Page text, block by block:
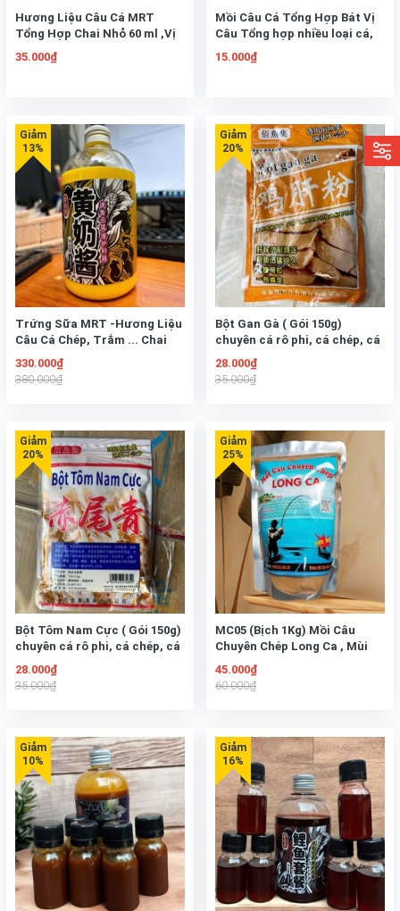
Hương Liệu Câu Cá MRT
Tổng Hợp Chai Nhỏ 60 ml ,Vị
Thơm Chua Béo (Dành Tặng
kèm khi mua 10 bịch mồi tổng
35.000₫
Mồi Câu Cá Tổng Hợp Bát Vị
Câu Tổng hợp nhiều loại cá,
Gói 200g
15.000₫
Trứng Sữa MRT -Hương Liệu
Câu Cá Chép, Trắm ... Chai
Lớn 500ml và Chai Nhỏ 60 ml
330.000₫
380.000₫
Bột Gan Gà ( Gói 150g)
chuyên cá rô phi, cá chép, cá
trôi, cá diếc
28.000₫
35.000₫
Bột Tôm Nam Cực ( Gói 150g)
chuyên cá rô phi, cá chép, cá
trôi, cá diếc
28.000₫
35.000₫
MC05 (Bịch 1Kg) Mồi Câu
Chuyên Chép Long Ca , Mùi
Thơm Đặc Trưng Thu Hút Cá
nhanh
45.000₫
60.000₫